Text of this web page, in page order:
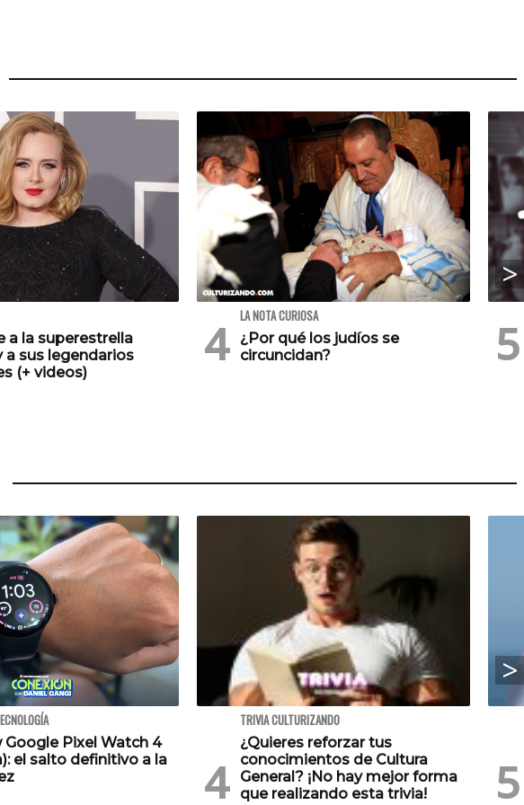
a la superestrella
a sus legendarios
(+ videos)
LA NOTA CURIOSA
¿Por qué los judíos se
circuncidan?
Google Pixel Watch 4
el salto definitivo a la
TRIVIA CULTURIZANDO
¿Quieres reforzar tus
conocimientos de Cultura
General? ¡No hay mejor forma
que realizando esta trivia!